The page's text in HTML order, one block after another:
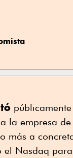
la empresa
más a
el Nasdaq